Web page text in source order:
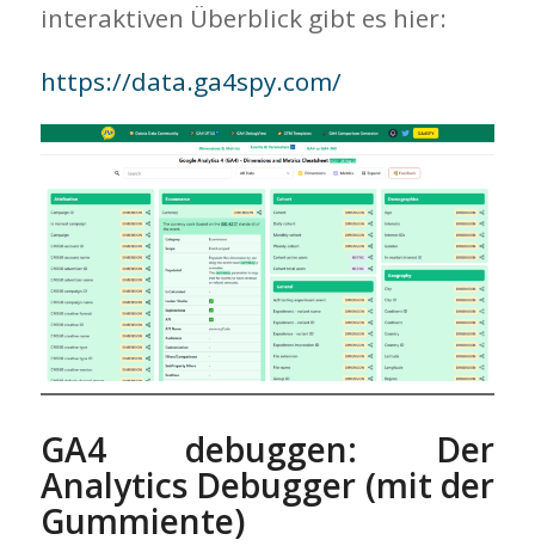
interaktiven Überblick gibt es hier:
https://data.ga4spy.com/
GA4 debuggen: Der
Analytics Debugger (mit der
Gummiente)